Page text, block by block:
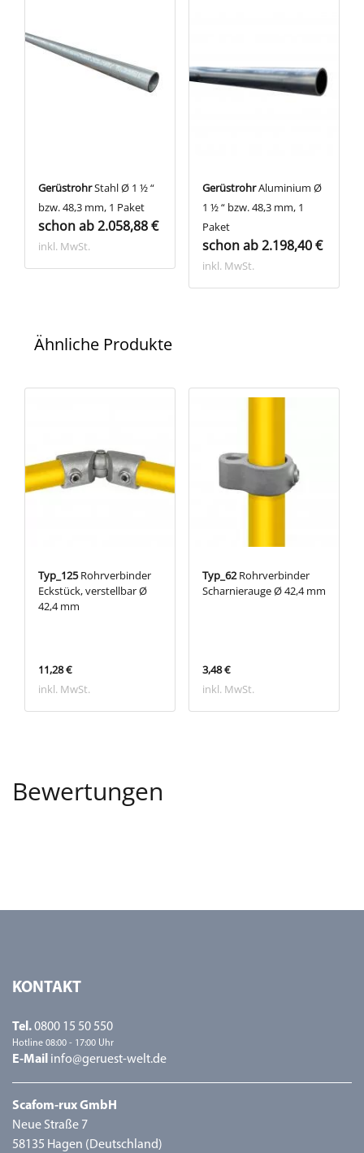
GerüstrohrStahl Ø 1 ½ “
bzw. 48,3 mm, 1 Paket
schon ab 2.058,88 €
inkl. MwSt.
GerüstrohrAluminium Ø
1 ½ “ bzw. 48,3 mm, 1
Paket
schon ab 2.198,40 €
inkl. MwSt.
Ähnliche Produkte
Typ_125Rohrverbinder
Eckstück, verstellbar Ø
42,4 mm
11,28 €
inkl. MwSt.
Typ_62Rohrverbinder
Scharnierauge Ø 42,4 mm
3,48 €
inkl. MwSt.
Bewertungen
KONTAKT
Tel.0800 15 50 550
Hotline 08:00 - 17:00 Uhr
E-Mail info@geruest-welt.de
Scafom-rux GmbH
Neue Straße 7
58135 Hagen (Deutschland)